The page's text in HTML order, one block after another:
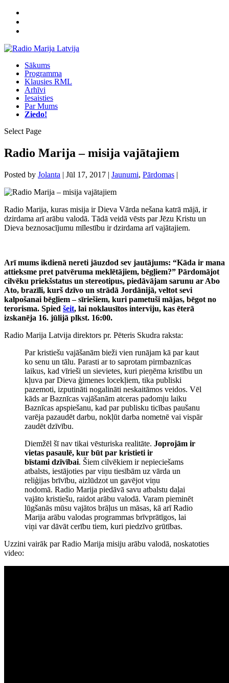
Sākums
Programma
Klausies RML
Arhīvi
Iesaisties
Par Mums
Ziedo!
Select Page
Radio Marija – misija vajātajiem
Posted by Jolanta | Jūl 17, 2017 | Jaunumi, Pārdomas |
Radio Marija, kuras misija ir Dieva Vārda nešana katrā mājā, ir
dzirdama arī arābu valodā. Tādā veidā vēsts par Jēzu Kristu un
Dieva beznosacījumu mīlestību ir dzirdama arī vajātajiem.
Arī mums ikdienā nereti jāuzdod sev jautājums: “Kāda ir mana
attieksme pret patvēruma meklētājiem, bēgļiem?” Pārdomājot
cilvēku priekšstatus un stereotipus, piedāvājam sarunu ar Abo
Ato, brazīli, kurš dzīvo un strādā Jordānijā, veltot sevi
kalpošanai bēgļiem – sīriešiem, kuri pametuši mājas, bēgot no
terorisma. Spied šeit, lai noklausītos interviju, kas ēterā
izskanēja 16. jūlijā plkst. 16:00.
Radio Marija Latvija direktors pr. Pēteris Skudra raksta:
Par kristiešu vajāšanām bieži vien runājam kā par kaut
ko senu un tālu. Parasti ar to saprotam pirmbaznīcas
laikus, kad vīrieši un sievietes, kuri pieņēma kristību un
kļuva par Dieva ģimenes locekļiem, tika publiski
pazemoti, izputināti nogalināti neskaitāmos veidos. Vēl
kāds ar Baznīcas vajāšanām atceras padomju laiku
Baznīcas apspiešanu, kad par publisku ticības paušanu
varēja pazaudēt darbu, nokļūt darba nometnē vai vispār
zaudēt dzīvību.
Diemžēl šī nav tikai vēsturiska realitāte. Joprojām ir
vietas pasaulē, kur būt par kristieti ir
bīstami dzīvībai. Šiem cilvēkiem ir nepieciešams
atbalsts, iestājoties par viņu tiesībām uz vārda un
reliģijas brīvību, aizlūdzot un gavējot viņu
nodomā. Radio Marija piedāvā savu atbalstu daļai
vajāto kristiešu, raidot arābu valodā. Varam pieminēt
lūgšanās mūsu vajātos brāļus un māsas, kā arī Radio
Marija arābu valodas programmas brīvprātīgos, lai
viņi var dāvāt cerību tiem, kuri piedzīvo grūtības.
Uzzini vairāk par Radio Marija misiju arābu valodā, noskatoties
video: